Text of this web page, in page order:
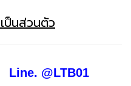
ป็นส่วนตัว
Line. @LTB01